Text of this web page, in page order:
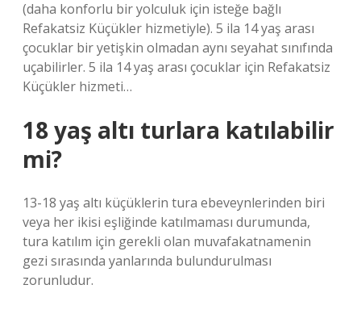
(daha konforlu bir yolculuk için isteğe bağlı
Refakatsiz Küçükler hizmetiyle). 5 ila 14 yaş arası
çocuklar bir yetişkin olmadan aynı seyahat sınıfında
uçabilirler. 5 ila 14 yaş arası çocuklar için Refakatsiz
Küçükler hizmeti…
18 yaş altı turlara katılabilir
mi?
13-18 yaş altı küçüklerin tura ebeveynlerinden biri
veya her ikisi eşliğinde katılmaması durumunda,
tura katılım için gerekli olan muvafakatnamenin
gezi sırasında yanlarında bulundurulması
zorunludur.